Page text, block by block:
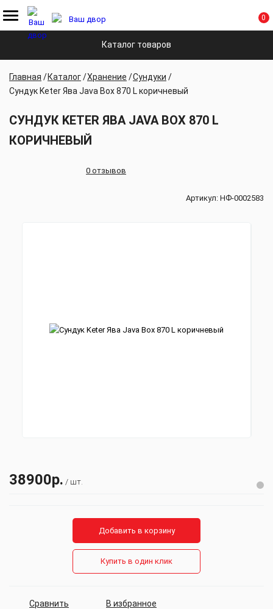
0
Каталог товаров
Главная Каталог Хранение
Сундуки
Сундук Keter Ява Java Box 870 L коричневый
СУНДУК KETER ЯВА JAVA BOX 870 L
КОРИЧНЕВЫЙ
Артикул: НФ-0002583
0 отзывов
38900р. / шт.
Добавить в корзину
Купить в один клик
Сравнить В избранное